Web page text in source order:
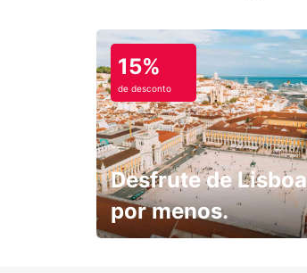
15%
de desconto
Desfrute de Lisboa
por menos.